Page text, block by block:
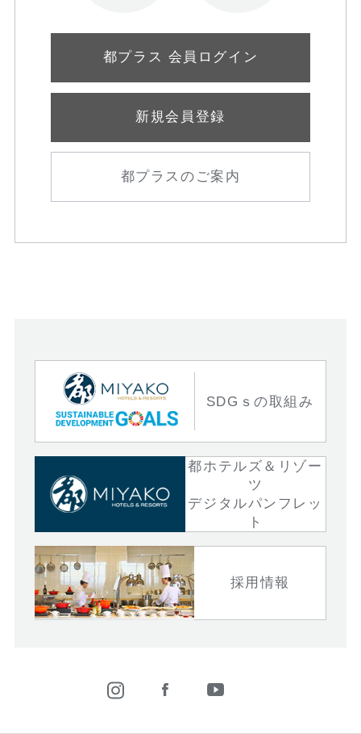
都プラス 会員ログイン
新規会員登録
都プラスのご案内
SDGｓの取組み
都ホテルズ＆リゾー
ツ
デジタルパンフレッ
ト
採用情報